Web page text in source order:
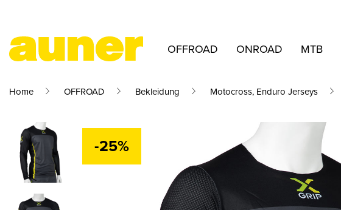
OFFROAD ONROAD MTB
Home OFFROAD Bekleidung Motocross, Enduro Jerseys
-25%